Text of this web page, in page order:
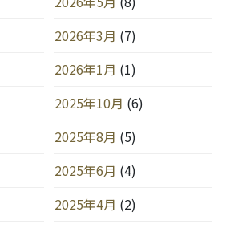
2026年3月 (7)
2026年1月 (1)
2025年10月 (6)
2025年8月 (5)
2025年6月 (4)
2025年4月 (2)